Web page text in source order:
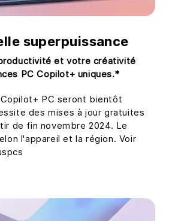
superpuissance
et votre créativité
PC Copilot+ uniques.*
PC seront bientôt
des mises à jour gratuites
de fin novembre 2024. Le
l'appareil et la région. Voir